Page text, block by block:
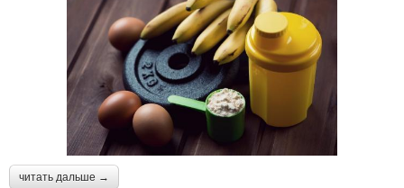
читать дальше →